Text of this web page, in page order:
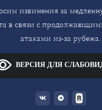
извинения за
в связи с
атаками из-за рубежа.
ВЕРСИЯ ДЛЯ